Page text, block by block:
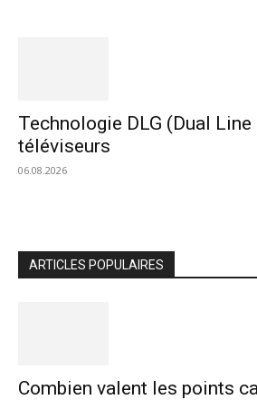
Technologie DLG (Dual
téléviseurs
06.08.2026
ARTICLES POPULAIRES
Combien valent les points